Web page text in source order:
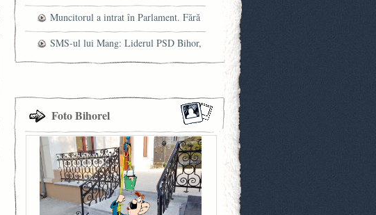
centrului orădean
Muncitorul a intrat în Parlament. Fără
cheia franceză la el
SMS-ul lui Mang: Liderul PSD Bihor,
prins cu minciuna!
Foto Bihorel